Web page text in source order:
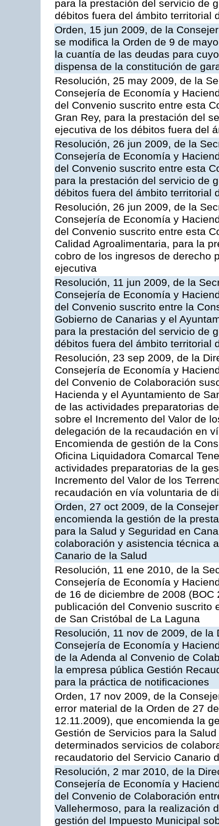
para la prestación del servicio de
débitos fuera del ámbito territorial
Orden, 15 jun 2009, de la
se modifica la Orden de 9 de
la cuantía de las deudas para
dispensa de la constitución de
Resolución, 25 may 2009, de la
Consejería de Economía y
del Convenio suscrito entre esta
Gran Rey, para la prestación del
ejecutiva de los débitos fuera del
Resolución, 26 jun 2009, de la
Consejería de Economía y
del Convenio suscrito entre esta
para la prestación del servicio de
débitos fuera del ámbito territorial
Resolución, 26 jun 2009, de la
Consejería de Economía y
del Convenio suscrito entre esta
Calidad Agroalimentaria, para la
cobro de los ingresos de derecho
ejecutiva
Resolución, 11 jun 2009, de la
Consejería de Economía y
del Convenio suscrito entre la
Gobierno de Canarias y el
para la prestación del servicio de
débitos fuera del ámbito territorial
Resolución, 23 sep 2009, de la
Consejería de Economía y
del Convenio de Colaboración
Hacienda y el Ayuntamiento de
de las actividades preparatorias
sobre el Incremento del Valor de
delegación de la recaudación en
Encomienda de gestión de la
Oficina Liquidadora Comarcal
actividades preparatorias de la
Incremento del Valor de los
recaudación en vía voluntaria de
Orden, 27 oct 2009, de la
encomienda la gestión de la
para la Salud y Seguridad en
colaboración y asistencia técnica
Canario de la Salud
Resolución, 11 ene 2010, de la
Consejería de Economía y
de 16 de diciembre de 2008
publicación del Convenio suscrito
de San Cristóbal de La Laguna
Resolución, 11 nov de 2009, de
Consejería de Economía y
de la Adenda al Convenio de
la empresa pública Gestión
para la práctica de notificaciones
Orden, 17 nov 2009, de la
error material de la Orden de 27
12.11.2009), que encomienda la
Gestión de Servicios para la
determinados servicios de
recaudatorio del Servicio Canario
Resolución, 2 mar 2010, de la
Consejería de Economía y
del Convenio de Colaboración
Vallehermoso, para la realización
gestión del Impuesto Municipal